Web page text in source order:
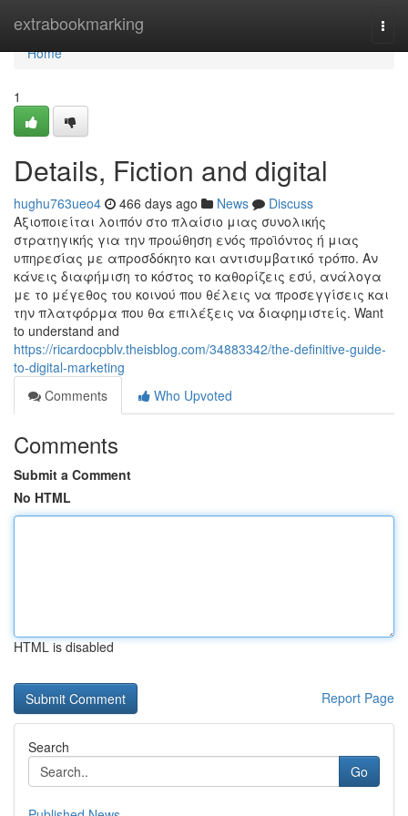
extrabookmarking
Home
Home
1
Details, Fiction and digital
hughu763ueo4 466 days ago News
Discuss
Αξιοποιείται λοιπόν στο πλαίσιο μιας συνολικής
στρατηγικής για την προώθηση ενός προϊόντος ή μιας
υπηρεσίας με απροσδόκητο και αντισυμβατικό τρόπο. Αν
κάνεις διαφήμιση το κόστος το καθορίζεις εσύ, ανάλογα
με το μέγεθος του κοινού που θέλεις να προσεγγίσεις και
την πλατφόρμα που θα επιλέξεις να διαφημιστείς. Want
to understand and
https://ricardocpblv.theisblog.com/34883342/the-definitive-guide-
to-digital-marketing
Comments
Who Upvoted
Comments
Submit a Comment
No HTML
HTML is disabled
Report Page
Search
Go